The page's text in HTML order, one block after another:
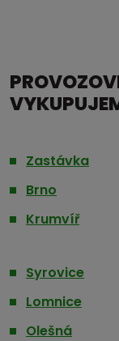
Zastávka
Brno
Krumvíř
Syrovice
Lomnice
Olešná